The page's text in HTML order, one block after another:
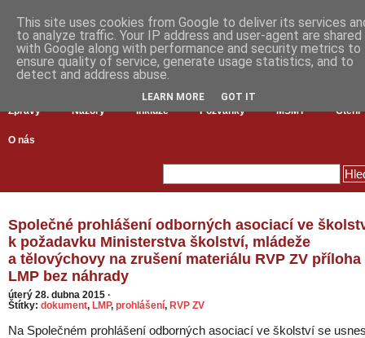
Zprávy Názory Inkluze Pozvánky MŠMT Čtení
O nás
Společné prohlášení odborných asociací ve
k požadavku Ministerstva školství, mládeže
a tělovýchovy na zrušení materiálu RVP ZV příloha
LMP bez náhrady
úterý 28. dubna 2015 ·
Štítky: dokument, LMP, prohlášení, RVP ZV
Na Společném prohlášení odborných asociací ve školství se
This site uses cookies from Google to deliver its services
to analyze traffic. Your IP address and user-agent are shared
with Google along with performance and security metrics to
ensure quality of service, generate usage statistics, and to
detect and address abuse.
LEARN MORE GOT IT